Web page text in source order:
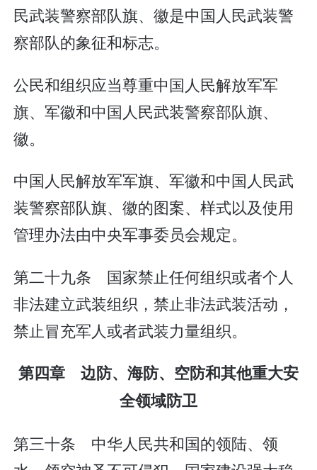
民武装警察部队旗、徽是中国人民武装警
察部队的象征和标志。
公民和组织应当尊重中国人民解放军军
旗、军徽和中国人民武装警察部队旗、
徽。
中国人民解放军军旗、军徽和中国人民武
装警察部队旗、徽的图案、样式以及使用
管理办法由中央军事委员会规定。
第二十九条 国家禁止任何组织或者个人
非法建立武装组织，禁止非法武装活动，
禁止冒充军人或者武装力量组织。
第四章 边防、海防、空防和其他重大安
全领域防卫
第三十条 中华人民共和国的领陆、领